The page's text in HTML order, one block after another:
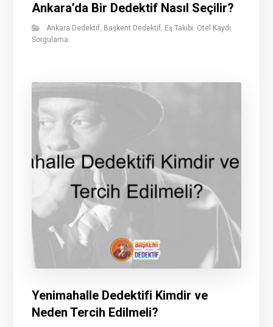
Ankara’da Bir Dedektif Nasıl Seçilir?
Ankara Dedektif, Başkent Dedektif, Eş Takibi, Otel Kaydı
Sorgulama
Yenimahalle Dedektifi Kimdir ve
Neden Tercih Edilmeli?